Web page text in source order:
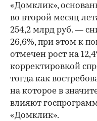
«Домклик»,
во второй месяц
254,2 млрд руб. —
26,6%, при этом к
отмечен рост на
корректировкой
тогда как
на которое в
влияют
«Домклик».